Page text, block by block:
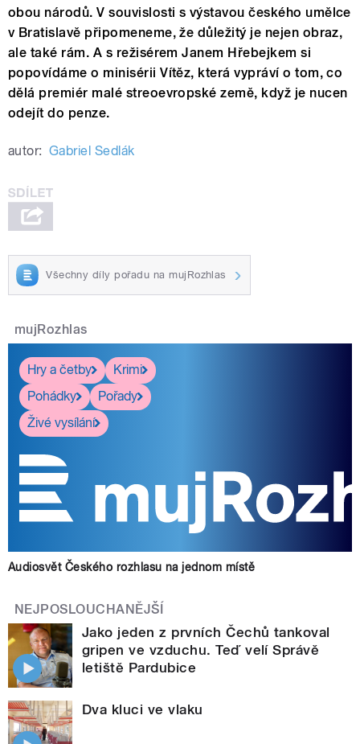
obou národů. V souvislosti s výstavou českého umělce
v Bratislavě připomeneme, že důležitý je nejen obraz,
ale také rám. A s režisérem Janem Hřebejkem si
popovídáme o minisérii Vítěz, která vypráví o tom, co
dělá premiér malé streoevropské země, když je nucen
odejít do penze.
autor: Gabriel Sedlák
Všechny díly pořadu na mujRozhlas
mujRozhlas
Hry a četby
Krimi
Pohádky
Pořady
Živé vysílání
Audiosvět Českého rozhlasu na jednom místě
NEJPOSLOUCHANĚJŠÍ
Jako jeden z prvních Čechů tankoval
gripen ve vzduchu. Teď velí Správě
letiště Pardubice
Dva kluci ve vlaku